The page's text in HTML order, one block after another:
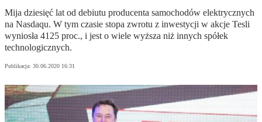
Mija dziesięć lat od debiutu producenta samochodów elektrycznych
na Nasdaqu. W tym czasie stopa zwrotu z inwestycji w akcje Tesli
wyniosła 4125 proc., i jest o wiele wyższa niż innych spółek
technologicznych.
Publikacja: 30.06.2020 16:31